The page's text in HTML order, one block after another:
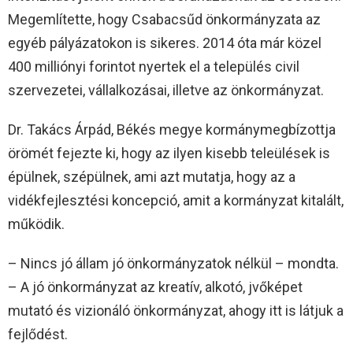
Megemlítette, hogy Csabacsűd önkormányzata az
egyéb pályázatokon is sikeres. 2014 óta már közel
400 milliónyi forintot nyertek el a település civil
szervezetei, vállalkozásai, illetve az önkormányzat.
Dr. Takács Árpád, Békés megye kormánymegbízottja
örömét fejezte ki, hogy az ilyen kisebb teleülések is
épülnek, szépülnek, ami azt mutatja, hogy az a
vidékfejlesztési koncepció, amit a kormányzat kitalált,
működik.
– Nincs jó állam jó önkormányzatok nélkül – mondta.
– A jó önkormányzat az kreatív, alkotó, jvőképet
mutató és vizionáló önkormányzat, ahogy itt is látjuk a
fejlődést.